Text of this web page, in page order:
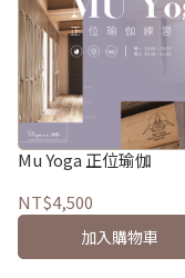
Mu Yoga 正位瑜伽
NT$4,500
加入購物車